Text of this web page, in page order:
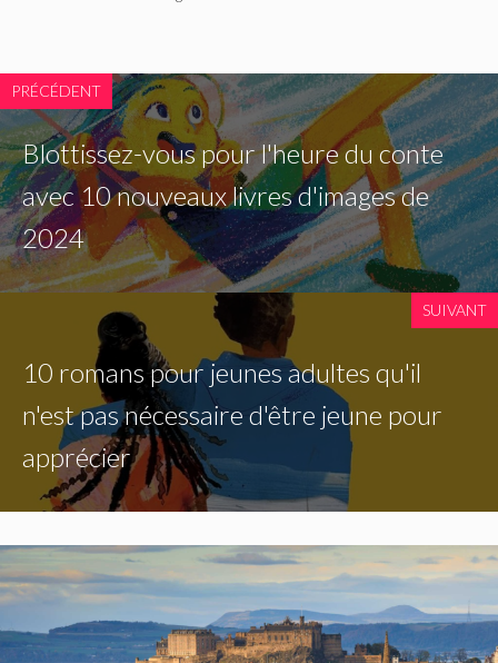
PRÉCÉDENT
Blottissez-vous pour l'heure du conte
avec 10 nouveaux livres d'images de
2024
SUIVANT
10 romans pour jeunes adultes qu'il
n'est pas nécessaire d'être jeune pour
apprécier